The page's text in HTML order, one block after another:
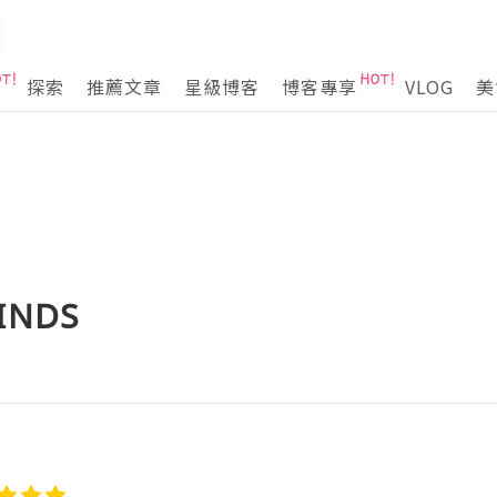
探索 推薦文章 星級博客 博客專享 VLOG